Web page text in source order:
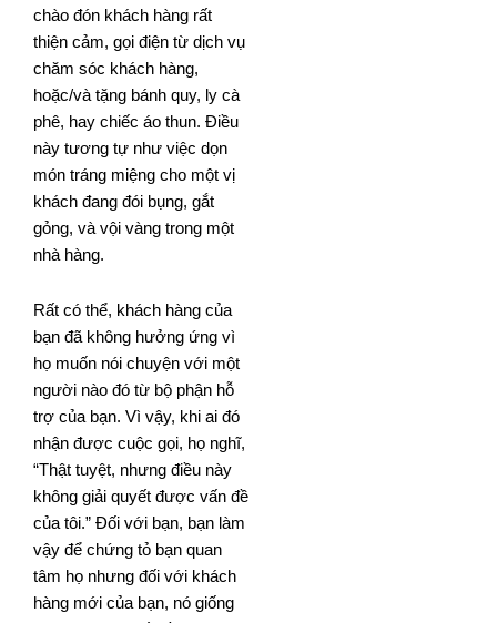
chào đón khách hàng rất
thiện cảm, gọi điện từ dịch vụ
chăm sóc khách hàng,
hoặc/và tặng bánh quy, ly cà
phê, hay chiếc áo thun. Điều
này tương tự như việc dọn
món tráng miệng cho một vị
khách đang đói bụng, gắt
gỏng, và vội vàng trong một
nhà hàng.
Rất có thể, khách hàng của
bạn đã không hưởng ứng vì
họ muốn nói chuyện với một
người nào đó từ bộ phận hỗ
trợ của bạn. Vì vậy, khi ai đó
nhận được cuộc gọi, họ nghĩ,
“Thật tuyệt, nhưng điều này
không giải quyết được vấn đề
của tôi.” Đối với bạn, bạn làm
vậy để chứng tỏ bạn quan
tâm họ nhưng đối với khách
hàng mới của bạn, nó giống